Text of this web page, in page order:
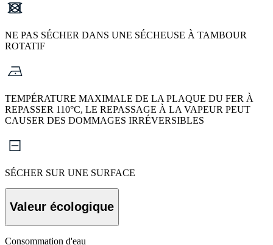
NE PAS SÉCHER DANS UNE SÉCHEUSE À TAMBOUR
ROTATIF
TEMPÉRATURE MAXIMALE DE LA PLAQUE DU FER À
REPASSER 110°C, LE REPASSAGE À LA VAPEUR PEUT
CAUSER DES DOMMAGES IRRÉVERSIBLES
SÉCHER SUR UNE SURFACE
Valeur écologique
Consommation d'eau